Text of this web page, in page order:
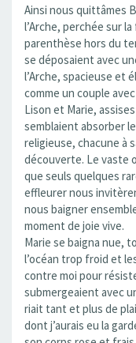
Ainsi nous quittâmes
l’Arche, perchée sur
parenthèse hors du
se déposaient avec
l’Arche, spacieuse et
comme un couple
Lison et Marie,
semblaient absorber
religieuse, chacune à
découverte. Le vaste
que seuls quelques
effleurer nous
nous baigner
moment de joie vive.
Marie se baigna nue,
l’océan trop froid et
contre moi pour
submergeaient avec
riait tant et plus de
dont j’aurais eu la